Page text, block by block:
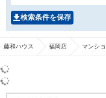
検索条件を保存
藤和ハウス 福岡店 マンシ